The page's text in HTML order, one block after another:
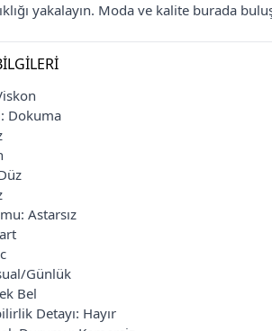
yakalayın. Moda ve kalite burada
Dokuma
Astarsız
Günlük
Bel
Detayı: Hayır